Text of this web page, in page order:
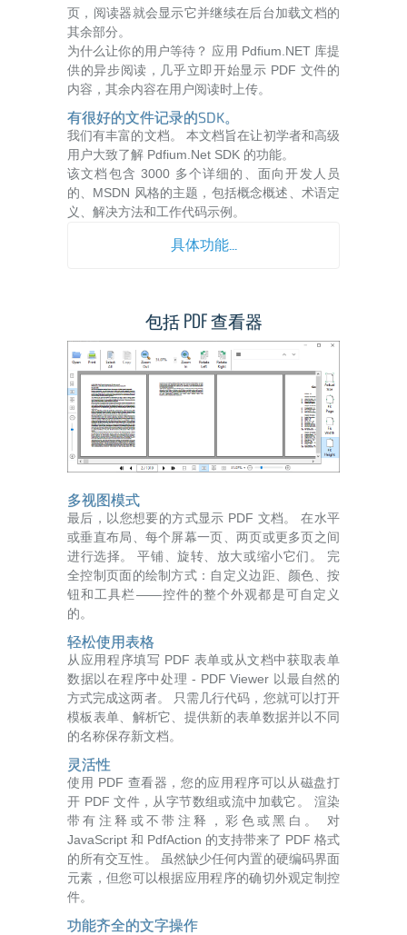
页，阅读器就会显示它并继续在后台加载文档的
其余部分。
为什么让你的用户等待？ 应用 Pdfium.NET 库提
供的异步阅读，几乎立即开始显示 PDF 文件的
内容，其余内容在用户阅读时上传。
有很好的文件记录的SDK。
我们有丰富的文档。 本文档旨在让初学者和高级
用户大致了解 Pdfium.Net SDK 的功能。
该文档包含 3000 多个详细的、面向开发人员
的、MSDN 风格的主题，包括概念概述、术语定
义、解决方法和工作代码示例。
具体功能...
包括 PDF 查看器
多视图模式
最后，以您想要的方式显示 PDF 文档。 在水平
或垂直布局、每个屏幕一页、两页或更多页之间
进行选择。 平铺、旋转、放大或缩小它们。 完
全控制页面的绘制方式：自定义边距、颜色、按
钮和工具栏——控件的整个外观都是可自定义
的。
轻松使用表格
从应用程序填写 PDF 表单或从文档中获取表单
数据以在程序中处理 - PDF Viewer 以最自然的
方式完成这两者。 只需几行代码，您就可以打开
模板表单、解析它、提供新的表单数据并以不同
的名称保存新文档。
灵活性
使用 PDF 查看器，您的应用程序可以从磁盘打
开 PDF 文件，从字节数组或流中加载它。 渲染
带有注释或不带注释，彩色或黑白。 对
JavaScript 和 PdfAction 的支持带来了 PDF 格式
的所有交互性。 虽然缺少任何内置的硬编码界面
元素，但您可以根据应用程序的确切外观定制控
件。
功能齐全的文字操作